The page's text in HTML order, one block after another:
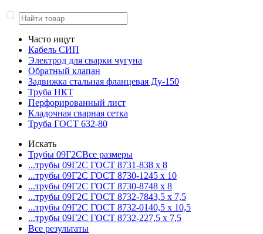
Часто ищут
Кабель СИП
Электрод для сварки чугуна
Обратный клапан
Задвижка стальная фланцевая Ду-150
Труба НКТ
Перфорированный лист
Кладочная сварная сетка
Труба ГОСТ 632-80
Искать
Трубы 09Г2СВсе размеры
...трубы 09Г2С ГОСТ 8731-838 x 8
...трубы 09Г2С ГОСТ 8730-1245 x 10
...трубы 09Г2С ГОСТ 8730-8748 x 8
...трубы 09Г2С ГОСТ 8732-7843,5 x 7,5
...трубы 09Г2С ГОСТ 8732-0140,5 x 10,5
...трубы 09Г2С ГОСТ 8732-227,5 x 7,5
Все результаты